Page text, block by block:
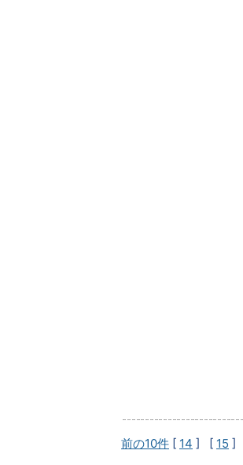
前の10件 [ 14 ] [ 15 ]